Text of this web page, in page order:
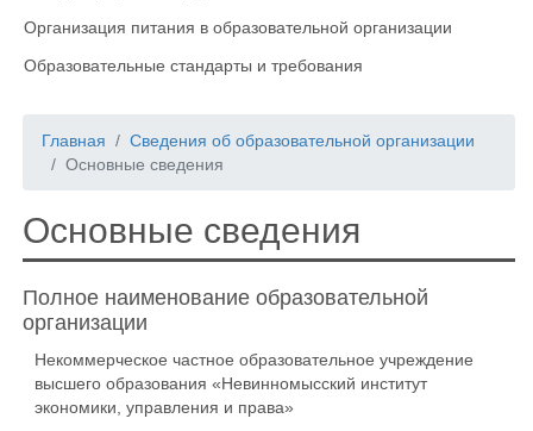
Организация питания в образовательной организации
Образовательные стандарты и требования
Главная
Сведения об образовательной организации
Основные сведения
Основные сведения
Полное наименование образовательной
организации
Некоммерческое частное образовательное учреждение
высшего образования «Невинномысский институт
экономики, управления и права»